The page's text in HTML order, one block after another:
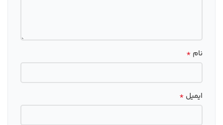
نام *
ایمیل *